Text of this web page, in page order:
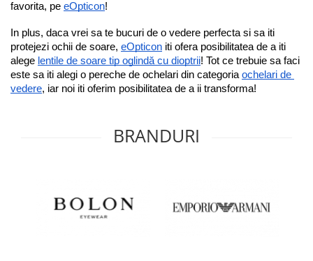
favorita, pe eOpticon!
In plus, daca vrei sa te bucuri de o vedere perfecta si sa iti
protejezi ochii de soare, eOpticon iti ofera posibilitatea de a iti
alege lentile de soare tip oglindă cu dioptrii! Tot ce trebuie sa faci
este sa iti alegi o pereche de ochelari din categoria ochelari de
vedere, iar noi iti oferim posibilitatea de a ii transforma!
BRANDURI